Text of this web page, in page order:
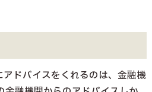
ドバイスをくれるのは、金融機